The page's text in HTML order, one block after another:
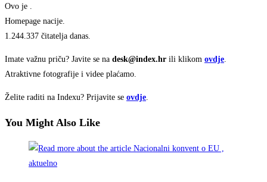
Ovo je .
Homepage nacije.
1.244.337 čitatelja danas.
Imate važnu priču? Javite se na desk@index.hr ili klikom ovdje.
Atraktivne fotografije i videe plaćamo.
Želite raditi na Indexu? Prijavite se ovdje.
You Might Also Like